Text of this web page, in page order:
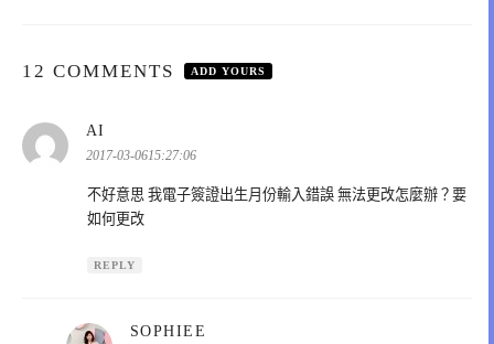
12 COMMENTS ADD YOURS
AI
示:
2017-03-0615:27:06
不好意思 我電子簽證出生月份輸入錯誤 無法更改怎麼辦？要
如何更改
REPLY
SOPHIEE